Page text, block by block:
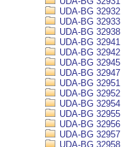
UDA-BG 32932
UDA-BG 32933
UDA-BG 32938
UDA-BG 32941
UDA-BG 32942
UDA-BG 32945
UDA-BG 32947
UDA-BG 32951
UDA-BG 32952
UDA-BG 32954
UDA-BG 32955
UDA-BG 32956
UDA-BG 32957
UDA-BG 32958